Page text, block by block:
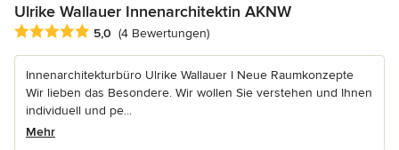
Ulrike Wallauer Innenarchitektin AKNW
Durchschnittliche Bewertung: 5 von 5 Sternen
5,0 (4 Bewertungen)
Innenarchitekturbüro Ulrike Wallauer I Neue Raumkonzepte
Wir lieben das Besondere. Wir wollen Sie verstehen und Ihnen
individuell und pe...
Mehr